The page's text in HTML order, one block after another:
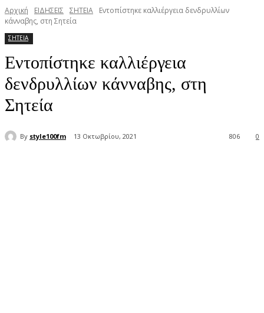
Αρχική ΕΙΔΗΣΕΙΣ ΣΗΤΕΙΑ
Εντοπίστηκε καλλιέργεια δενδρυλλίων
κάνναβης, στη Σητεία
ΣΗΤΕΙΑ
Εντοπίστηκε καλλιέργεια
δενδρυλλίων κάνναβης, στη
Σητεία
By style100fm 13 Οκτωβρίου, 2021 0
806